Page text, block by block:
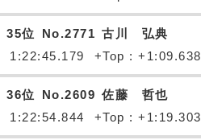
35位 No.2771 古川 弘典
1:22:45.179
+Top : +1:09.638
36位 No.2609 佐藤 哲也
1:22:54.844
+Top : +1:19.303